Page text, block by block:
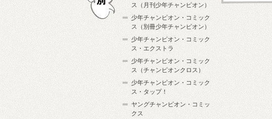
ス（月刊少年チャンピオン）
少年チャンピオン・コミック
ス（別冊少年チャンピオン）
少年チャンピオン・コミック
ス・エクストラ
少年チャンピオン・コミック
ス（チャンピオンクロス）
少年チャンピオン・コミック
ス・タップ！
ヤングチャンピオン・コミッ
クス